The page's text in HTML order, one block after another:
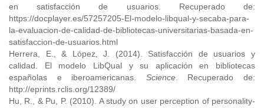
en satisfacción de usuarios. Recuperado de:
https://docplayer.es/57257205-El-modelo-libqual-y-secaba-para-
la-evaluacion-de-calidad-de-bibliotecas-universitarias-basada-en-
satisfaccion-de-usuarios.html
Herrera, E., & López, J. (2014). Satisfacción de usuarios y
calidad. El modelo LibQual y su aplicación en bibliotecas
españolas e iberoamericanas. Science. Recuperado de:
http://eprints.rclis.org/12389/
Hu, R., & Pu, P. (2010). A study on user perception of personality-